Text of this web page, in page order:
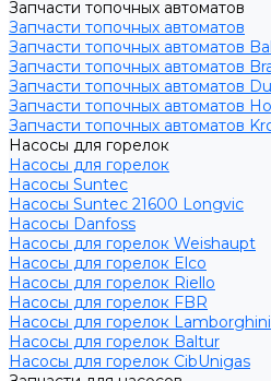
Запчасти топочных автоматов
Запчасти топочных автоматов
Запчасти топочных автоматов
Запчасти топочных автоматов
Запчасти топочных автоматов
Запчасти топочных автоматов
Запчасти топочных автоматов
Насосы для горелок
Насосы для горелок
Насосы Suntec
Насосы Suntec 21600 Longvic
Насосы Danfoss
Насосы для горелок Weishaupt
Насосы для горелок Elco
Насосы для горелок Riello
Насосы для горелок FBR
Насосы для горелок Lamborghini
Насосы для горелок Baltur
Насосы для горелок CibUnigas